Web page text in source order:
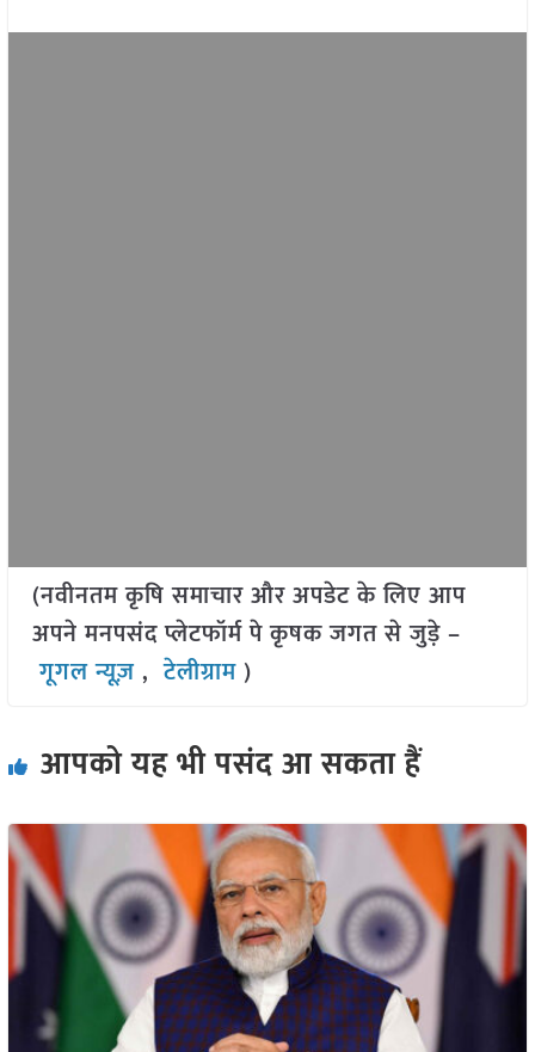
(नवीनतम कृषि समाचार और अपडेट के लिए आप
अपने मनपसंद प्लेटफॉर्म पे कृषक जगत से जुड़े –
गूगल न्यूज़ ,टेलीग्राम )
आपको यह भी पसंद आ सकता हैं